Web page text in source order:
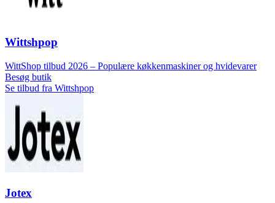
Wittshpop
WittShop tilbud 2026 – Populære køkkenmaskiner og hvidevarer
Besøg butik
Se tilbud fra Wittshpop
Jotex